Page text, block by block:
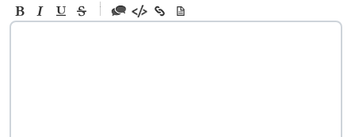
-
-
-